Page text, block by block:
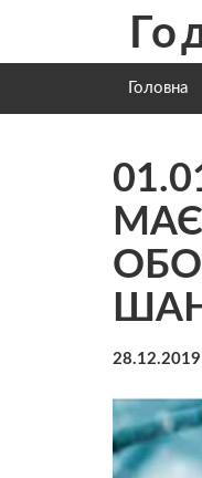
content
Головна
28.12.2019